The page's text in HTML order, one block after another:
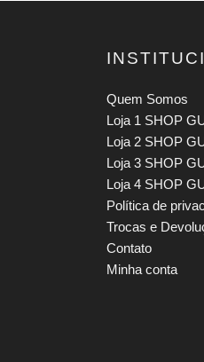
Quem Somos
Loja 1 SHOP
Loja 2 SHOP
Loja 3 SHOP
Loja 4 SHOP
Política de
Trocas e
Contato
Minha conta